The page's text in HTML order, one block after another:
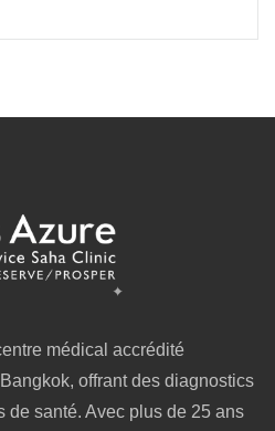
médical accrédité
offrant des diagnostics
de santé. Avec plus de 25 ans